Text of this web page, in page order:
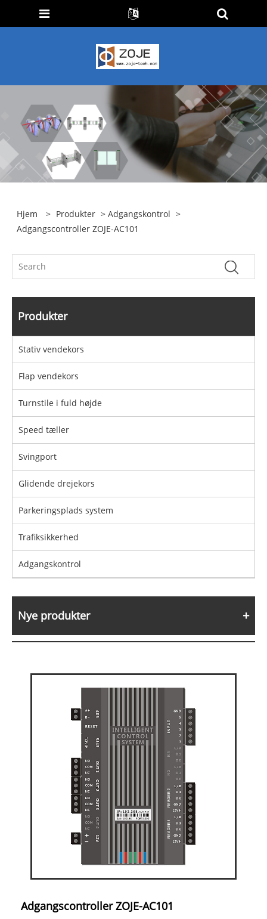
Hjem > Produkter >Adgangskontrol >
Adgangscontroller ZOJE-AC101
Produkter
Stativ vendekors
Flap vendekors
Turnstile i fuld højde
Speed ​​tæller
Svingport
Glidende drejekors
Parkeringsplads system
Trafiksikkerhed
Adgangskontrol
Nye produkter
Adgangscontroller ZOJE-AC101